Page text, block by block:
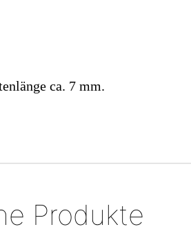
ca. 7 mm.
Produkte